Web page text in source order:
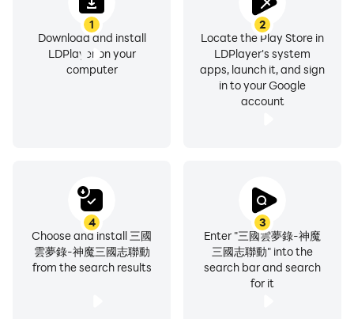
1
Download and install
LDPlayer on your
computer
2
Locate the Play Store in
LDPlayer's system
apps, launch it, and sign
in to your Google
account
3
Enter "三國雲夢錄-神魔
三國志聯動" into the
search bar and search
for it
4
Choose and install 三國
雲夢錄-神魔三國志聯動
from the search results